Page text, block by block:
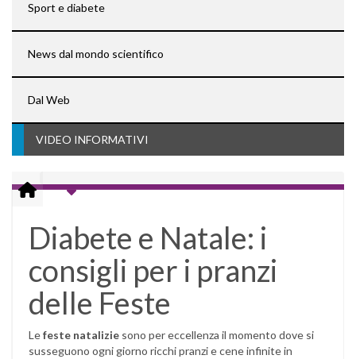
Sport e diabete
News dal mondo scientifico
Dal Web
VIDEO INFORMATIVI
Diabete e Natale: i
consigli per i pranzi
delle Feste
Lefeste natalizie sono per eccellenza il momento dove si
susseguono ogni giorno ricchi pranzi e cene infinite in